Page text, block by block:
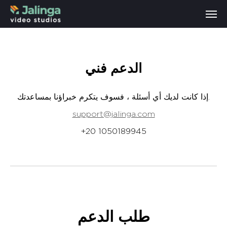
الدعم فني
إذا كانت لديك أي أسئلة ، فسوف يتكرم خبراؤنا بمساعدتك.
support@jalinga.com
+20 1050189945
طلب الدعم